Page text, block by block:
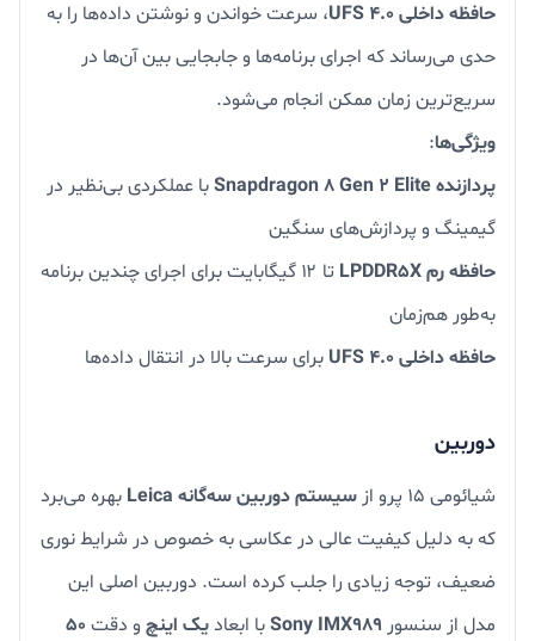
حافظه داخلی UFS 4.0
، سرعت خواندن و نوشتن داده‌ها را به
حدی می‌رساند که اجرای برنامه‌ها و جابجایی بین آن‌ها در
سریع‌ترین زمان ممکن انجام می‌شود.
ویژگی‌ها:
پردازنده Snapdragon 8 Gen 2 Elite
با عملکردی بی‌نظیر در
گیمینگ و پردازش‌های سنگین
حافظه رم LPDDR5X
تا ۱۲ گیگابایت برای اجرای چندین برنامه
به‌طور هم‌زمان
حافظه داخلی UFS 4.0
برای سرعت بالا در انتقال داده‌ها
دوربین
شیائومی ۱۵ پرو از سیستم دوربین سه‌گانه Leica
بهره می‌برد
که به دلیل کیفیت عالی در عکاسی به خصوص در شرایط نوری
ضعیف، توجه زیادی را جلب کرده است. دوربین اصلی این
مدل از سنسور Sony IMX989با ابعادیک اینچ و دقت ۵۰